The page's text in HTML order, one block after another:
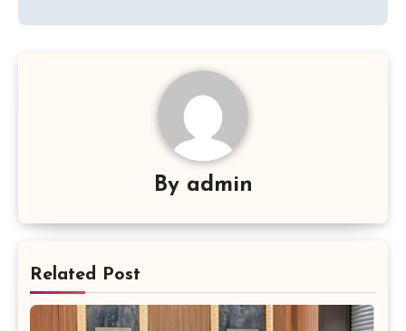
By admin
Related Post